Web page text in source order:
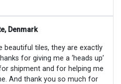
Denmark
beautiful tiles, they are exactly
for giving me a ‘heads up’
shipment and for helping me
And thank you so much for